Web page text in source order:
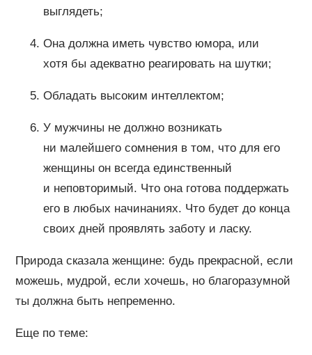
выглядеть;
Она должна иметь чувство юмора, или
хотя бы адекватно реагировать на шутки;
Обладать высоким интеллектом;
У мужчины не должно возникать
ни малейшего сомнения в том, что для его
женщины он всегда единственный
и неповторимый. Что она готова поддержать
его в любых начинаниях. Что будет до конца
своих дней проявлять заботу и ласку.
Природа сказала женщине: будь прекрасной, если
можешь, мудрой, если хочешь, но благоразумной
ты должна быть непременно.
Еще по теме: